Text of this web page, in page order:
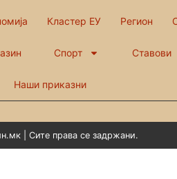
Кластер ЕУ Регион
Спорт Ставови
Наши приказни
| Сите права се задржани.